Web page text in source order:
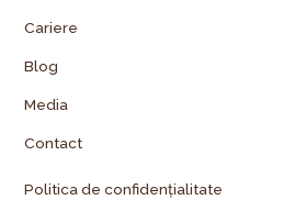
Cariere
Blog
Media
Contact
Politica de confidențialitate